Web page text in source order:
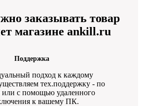
заказывать товар
магазине ankill.ru
Поддержка
подход к каждому
тех.поддержку - по
или с помощью удаленного
к вашему ПК.